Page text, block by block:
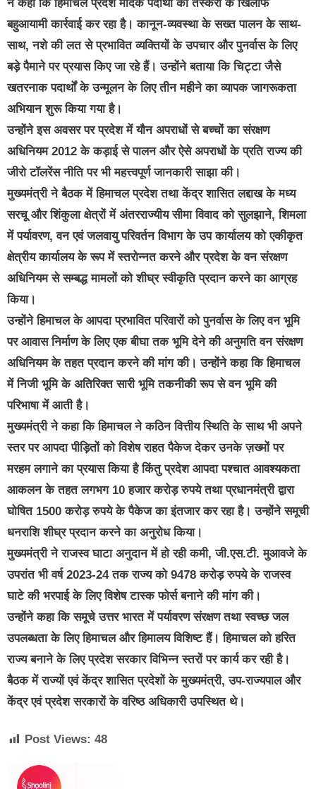
ने कहा कि हिमाचल प्रदेश मादक पदार्थों की तस्करी के खिलाफ
बहुआयामी कार्रवाई कर रहा है। कानून-व्यवस्था के सख्त पालन के साथ-
साथ, नशे की लत से प्रभावित व्यक्तियों के उपचार और पुनर्वास के लिए
बड़े पैमाने पर प्रयास किए जा रहे हैं। उन्होंने बताया कि चिट्टा जैसे
खतरनाक पदार्थों के उन्मूलन के लिए तीन महीने का व्यापक जागरूकता
अभियान शुरू किया गया है।
उन्होंने इस अवसर पर प्रदेश में यौन अपराधों से बच्चों का संरक्षण
अधिनियम 2012 के कड़ाई से पालन और ऐसे अपराधों के प्रति राज्य की
जीरो टॉलरेंस नीति पर भी महत्त्वपूर्ण जानकारी साझा की।
मुख्यमंत्री ने बैठक में हिमाचल प्रदेश तथा केंद्र शासित लद्दाख के मध्य
सरचू और शिंकुला क्षेत्रों में अंतरराज्यीय सीमा विवाद को सुलझाने, शिमला
में पर्यावरण, वन एवं जलवायु परिवर्तन विभाग के उप कार्यालय को एकीकृत
क्षेत्रीय कार्यालय के रूप में स्तरोन्नत करने और प्रदेश के वन संरक्षण
अधिनियम से सम्बद्ध मामलों को शीघ्र स्वीकृति प्रदान करने का आग्रह
किया।
उन्होंने हिमाचल के आपदा प्रभावित परिवारों को पुनर्वास के लिए वन भूमि
पर आवास निर्माण के लिए एक बीघा तक भूमि देने की अनुमति वन संरक्षण
अधिनियम के तहत प्रदान करने की मांग की। उन्होंने कहा कि हिमाचल
में निजी भूमि के अतिरिक्त सारी भूमि तकनीकी रूप से वन भूमि की
परिभाषा में आती है।
मुख्यमंत्री ने कहा कि हिमाचल ने कठिन वित्तीय स्थिति के साथ भी अपने
स्तर पर आपदा पीड़ितों को विशेष राहत पैकेज देकर उनके ज़ख्मों पर
मरहम लगाने का प्रयास किया है किंतु प्रदेश आपदा पश्चात आवश्यकता
आकलन के तहत लगभग 10 हजार करोड़ रुपये तथा प्रधानमंत्री द्वारा
घोषित 1500 करोड़ रुपये के पैकेज का इंतजार कर रहा है। उन्होंने समूची
धनराशि शीघ्र प्रदान करने का अनुरोध किया।
मुख्यमंत्री ने राजस्व घाटा अनुदान में हो रही कमी, जी.एस.टी. मुआवजे के
उपरांत भी वर्ष 2023-24 तक राज्य को 9478 करोड़ रुपये के राजस्व
घाटे की भरपाई के लिए विशेष टास्क फोर्स बनाने की मांग की।
उन्होंने कहा कि समूचे उत्तर भारत में पर्यावरण संरक्षण तथा स्वच्छ जल
उपलब्धता के लिए हिमाचल और हिमालय विशिष्ट हैं। हिमाचल को हरित
राज्य बनाने के लिए प्रदेश सरकार विभिन्न स्तरों पर कार्य कर रही है।
बैठक में राज्यों एवं केंद्र शासित प्रदेशों के मुख्यमंत्री, उप-राज्यपाल और
केंद्र एवं प्रदेश सरकारों के वरिष्ठ अधिकारी उपस्थित थे।
Post Views: 48